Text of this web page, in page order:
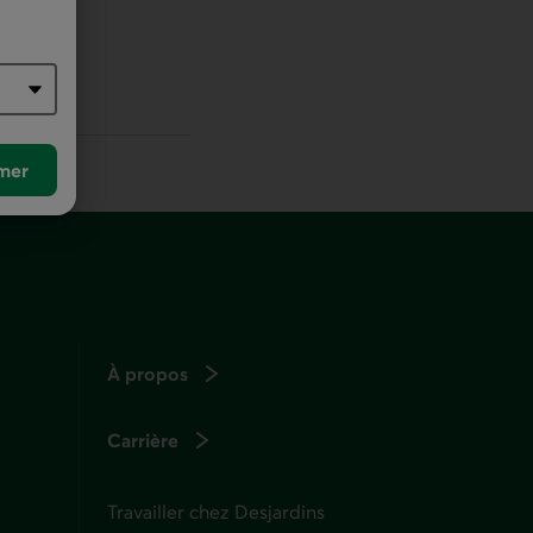
À propos
Carrière
Travailler chez Desjardins